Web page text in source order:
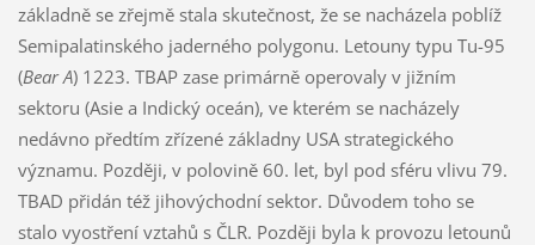
základně se zřejmě stala skutečnost, že se nacházela poblíž
Semipalatinského jaderného polygonu. Letouny typu Tu-95
(Bear A) 1223. TBAP zase primárně operovaly v jižním
sektoru (Asie a Indický oceán), ve kterém se nacházely
nedávno předtím zřízené základny USA strategického
významu. Později, v polovině 60. let, byl pod sféru vlivu 79.
TBAD přidán též jihovýchodní sektor. Důvodem toho se
stalo vyostření vztahů s ČLR. Později byla k provozu letounů